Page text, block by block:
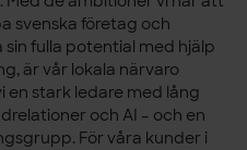
svenska företag och
fulla potential med hjälp
är vår lokala närvaro
en stark ledare med lång
och AI – och en
För våra kunder i